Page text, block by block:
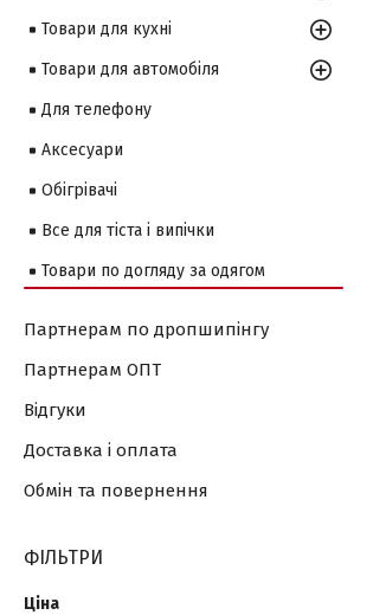
Товари для кухні
Товари для автомобіля
Для телефону
Аксесуари
Обігрівачі
Все для тіста і випічки
Товари по догляду за одягом
Партнерам по дропшипінгу
Партнерам ОПТ
Відгуки
Доставка і оплата
Обмін та повернення
ФІЛЬТРИ
Ціна